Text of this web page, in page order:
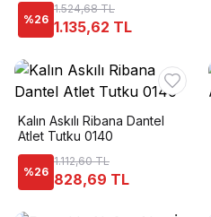
%26
1.524,68 TL
1.135,62 TL
Kalın Askılı Ribana Dantel
Atlet Tutku 0140
%26
1.112,60 TL
828,69 TL